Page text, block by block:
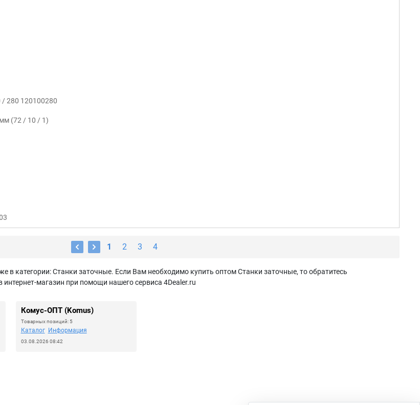
/ 280 120100280
(72 / 10 / 1)
1 2 3 4
в категории: Станки заточные. Если Вам необходимо купить оптом Станки заточные, то обратитесь
магазин при помощи нашего сервиса 4Dealer.ru
Комус-ОПТ (Komus)
Товарных позиций: 5
Каталог Информация
03.08.2026 08:42